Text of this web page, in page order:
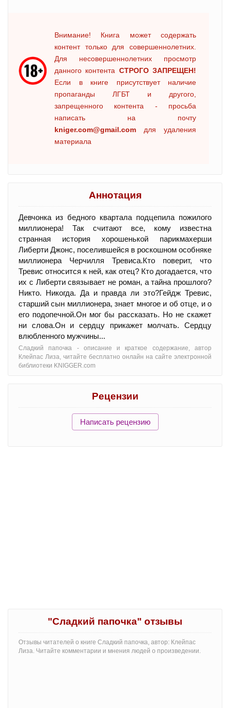
Внимание! Книга может содержать
контент только для совершеннолетних.
Для несовершеннолетних просмотр
данного контента СТРОГО ЗАПРЕЩЕН!
Если в книге присутствует наличие
пропаганды ЛГБТ и другого,
запрещенного контента - просьба
написать на почту
kniger.com@gmail.com для удаления
материала
Аннотация
Девчонка из бедного квартала подцепила пожилого
миллионера! Так считают все, кому известна
странная история хорошенькой парикмахерши
Либерти Джонс, поселившейся в роскошном особняке
миллионера Черчилля Тревиса.Кто поверит, что
Тревис относится к ней, как отец? Кто догадается, что
их с Либерти связывает не роман, а тайна прошлого?
Никто. Никогда. Да и правда ли это?Гейдж Тревис,
старший сын миллионера, знает многое и об отце, и о
его подопечной.Он мог бы рассказать. Но не скажет
ни слова.Он и сердцу прикажет молчать. Сердцу
влюбленного мужчины...
Сладкий папочка - oписание и краткое содержание, автор
Клейпас Лиза, читайте бесплатно онлайн на сайте электронной
библиотеки KNIGGER.com
Рецензии
Написать рецензию
"Сладкий папочка" отзывы
Отзывы читателей о книге Сладкий папочка, автор: Клейпас
Лиза. Читайте комментарии и мнения людей о произведении.